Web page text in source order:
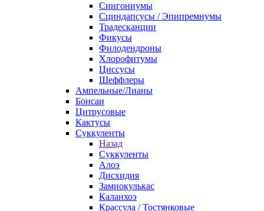
Сингониумы
Сциндапсусы / Эпипремнумы
Традесканции
Фикусы
Филодендроны
Хлорофитумы
Циссусы
Шеффлеры
Ампельные/Лианы
Бонсаи
Цитрусовые
Кактусы
Суккуленты
Назад
Суккуленты
Алоэ
Дисхидия
Замиокулькас
Каланхоэ
Крассула / Тостянковые